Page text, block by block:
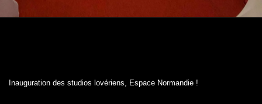
Inauguration des studios lovériens, Espace Normandie !